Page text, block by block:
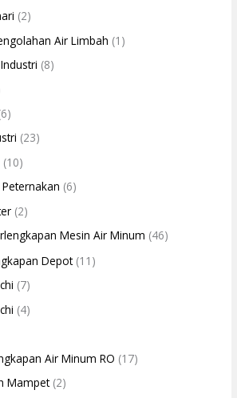
(2)
Air Limbah (1)
(8)
(23)
(10)
(6)
(2)
Mesin Air Minum (46)
Depot(11)
(7)
(4)
Air Minum RO (17)
Mampet(2)